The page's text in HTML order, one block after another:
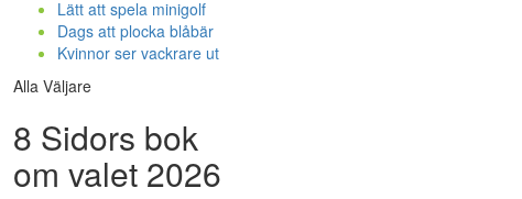
Lätt att spela minigolf
Dags att plocka blåbär
Kvinnor ser vackrare ut
Alla Väljare
8 Sidors bok
om valet 2026